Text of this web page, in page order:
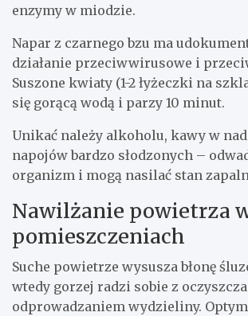
enzymy w miodzie.
Napar z czarnego bzu ma
działanie przeciwwirusowe i
Suszone kwiaty (1-2 łyżeczki na
się gorącą wodą i parzy 10 minut.
Unikać należy alkoholu, kawy w
napojów bardzo słodzonych –
organizm i mogą nasilać stan
Nawilżanie powietrza
pomieszczeniach
Suche powietrze wysusza błonę
wtedy gorzej radzi sobie z
odprowadzaniem wydzieliny.